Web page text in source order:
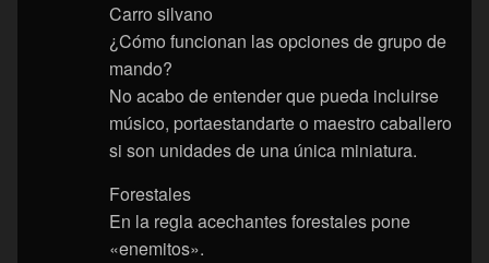
Carro silvano
¿Cómo funcionan las opciones de grupo de
mando?
No acabo de entender que pueda incluirse
músico, portaestandarte o maestro caballero
si son unidades de una única miniatura.
Forestales
En la regla acechantes forestales pone
«enemitos».